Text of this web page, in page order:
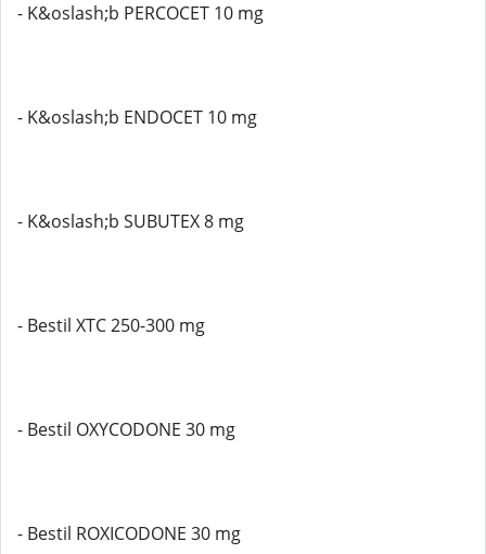
- K&oslash;b PERCOCET 10 mg
- K&oslash;b ENDOCET 10 mg
- K&oslash;b SUBUTEX 8 mg
- Bestil XTC 250-300 mg
- Bestil OXYCODONE 30 mg
- Bestil ROXICODONE 30 mg